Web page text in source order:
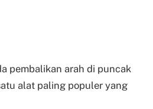
pembalikan arah di puncak
alat paling populer yang